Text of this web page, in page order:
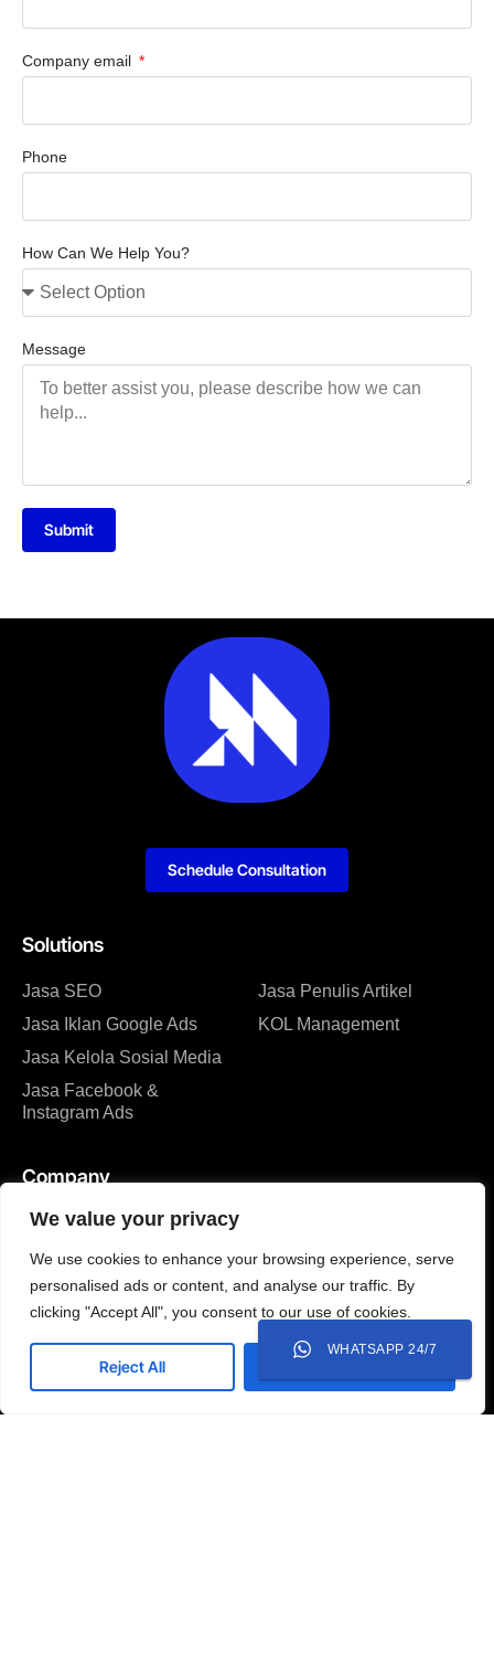
We value your privacy
We use cookies to enhance your browsing experience, serve
personalised ads or content, and analyse our traffic. By
clicking "Accept All", you consent to our use of cookies.
Reject All
Company email
Phone
How Can We Help You?
Message
Submit
Solutions
Jasa SEO
Jasa Iklan Google Ads
Jasa Kelola Sosial Media
Jasa Facebook &
Instagram Ads
Jasa Penulis Artikel
KOL Management
Company
About us
Kenapa Kami
Tim
Partners & Certifications
Solusi
Events
FAQ
Schedule Consultation
WHATSAPP 24/7